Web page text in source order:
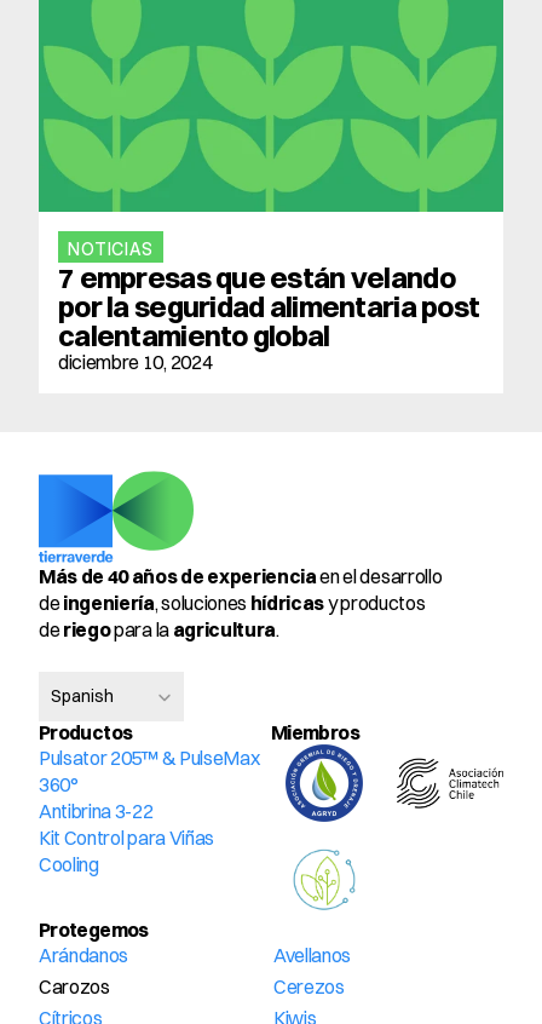
NOTICIAS
7 empresas que están velando
por la seguridad alimentaria post
calentamiento global
diciembre 10, 2024
Más de 40 años de experiencia en el desarrollo
de ingeniería, soluciones hídricas y productos
de riego para la agricultura.
Spanish
Productos
Pulsator 205™ & PulseMax
360°
Antibrina 3-22
Kit Control para Viñas
Cooling
Miembros
Protegemos
Arándanos
Avellanos
Carozos
Cerezos
Cítricos
Kiwis